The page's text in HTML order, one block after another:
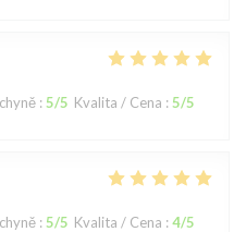
: 5/5 Kvalita / Cena : 5/5
: 5/5 Kvalita / Cena : 4/5